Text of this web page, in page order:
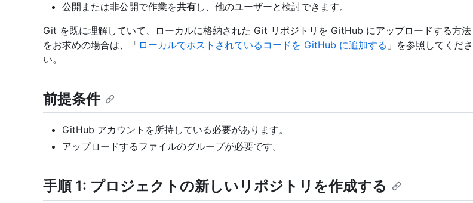
公開または非公開で作業を共有し、他のユーザーと検討できます。
Git を既に理解していて、ローカルに格納された Git リポジトリを GitHub にアップロードする方法
をお求めの場合は、「 ローカルでホストされているコードを GitHub に追加する 」を参照してくださ
い。
前提条件
GitHub アカウントを所持している必要があります。
アップロードするファイルのグループが必要です。
手順 1: プロジェクトの新しいリポジトリを作成する